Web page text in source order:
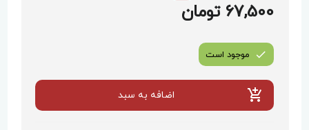
67,500 تومان
موجود است
اضافه به سبد